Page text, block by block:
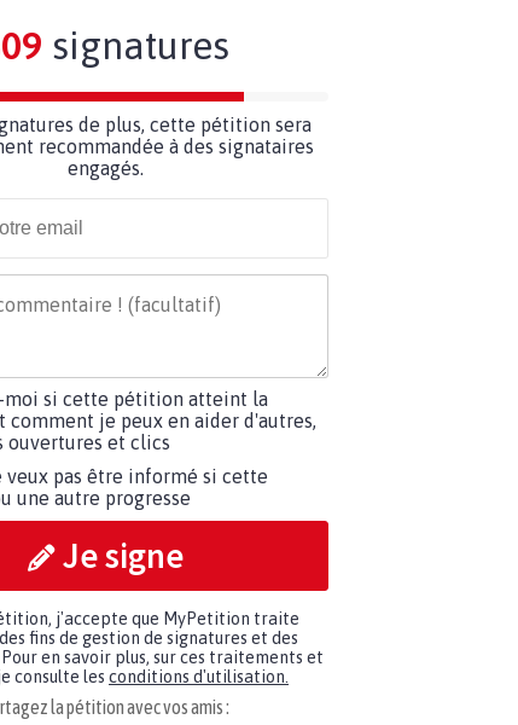
signatures
de plus, cette pétition sera
recommandée à des signataires
engagés.
moi si cette pétition atteint la
comment je peux en aider d'autres,
ouvertures et clics
veux pas être informé si cette
une autre progresse
Je signe
j'accepte que MyPetition traite
fins de gestion de signatures et des
en savoir plus, sur ces traitements et
consulte les conditions d'utilisation.
la pétition avec vos amis :